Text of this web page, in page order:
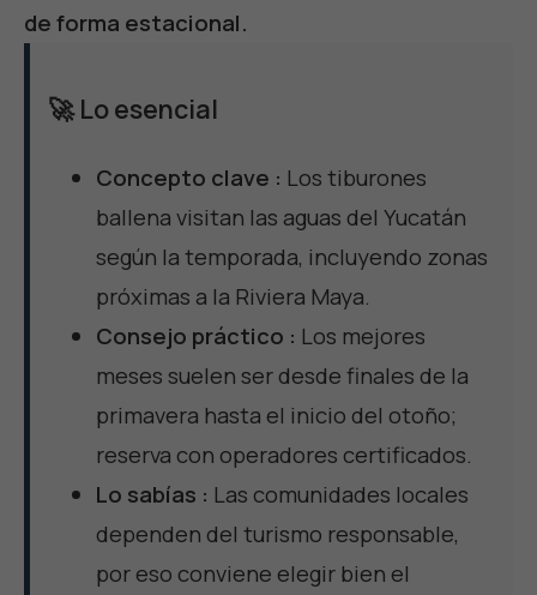
de forma estacional.
🚀 Lo esencial
Concepto clave : Los tiburones
ballena visitan las aguas del Yucatán
según la temporada, incluyendo zonas
próximas a la Riviera Maya.
Consejo práctico : Los mejores
meses suelen ser desde finales de la
primavera hasta el inicio del otoño;
reserva con operadores certificados.
Lo sabías : Las comunidades locales
dependen del turismo responsable,
por eso conviene elegir bien el